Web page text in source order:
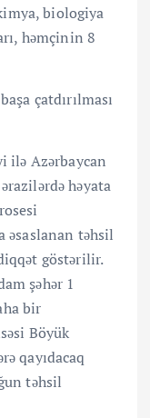
biologiya
həmçinin 8
çatdırılması
Azərbaycan
həyata
əsaslanan təhsil
göstərilir.
şəhər 1
bir
Böyük
qayıdacaq
təhsil